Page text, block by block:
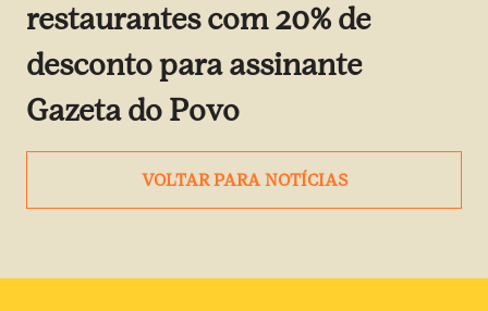
restaurantes com 20% de
desconto para assinante
Gazeta do Povo
VOLTAR PARA NOTÍCIAS